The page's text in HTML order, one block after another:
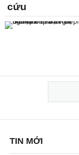
cứu
TIN MỚI